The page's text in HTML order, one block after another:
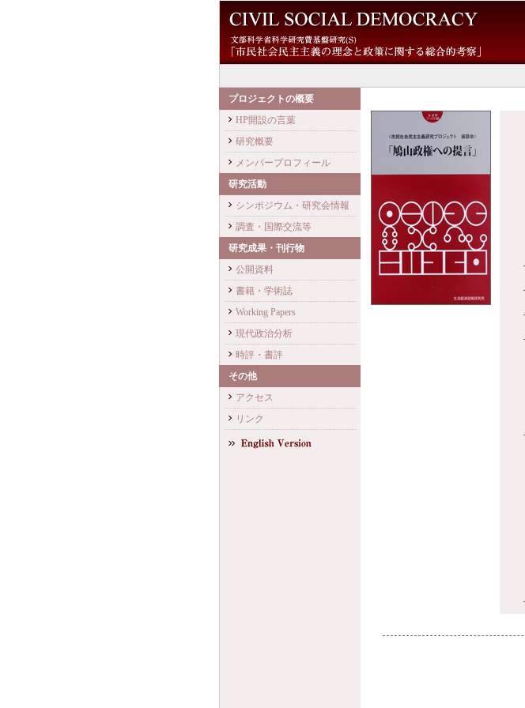
プロジェクトの概要
HP開設の言葉
研究概要
メンバープロフィール
研究活動
シンポジウム・研究会情報
調査・国際交流等
研究成果・刊行物
公開資料
書籍・学術誌
Working Papers
現代政治分析
時評・書評
その他
アクセス
リンク